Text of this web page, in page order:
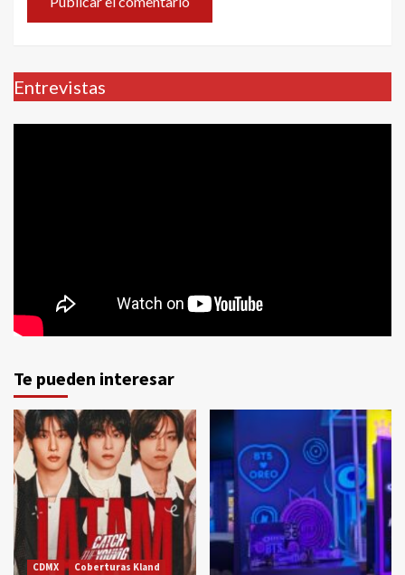
Entrevistas
Te pueden interesar
CDMX
Coberturas Kland